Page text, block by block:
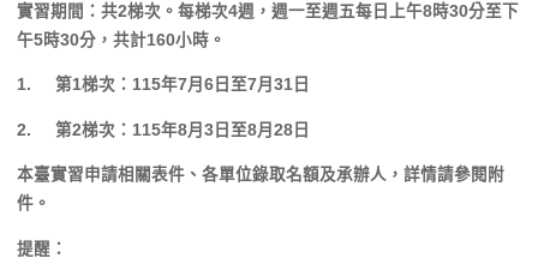
實習期間：共2梯次。每梯次4週，週一至週五每日上午8時30分至下
午5時30分，共計160小時。
1. 第1梯次：115年7月6日至7月31日
2. 第2梯次：115年8月3日至8月28日
本臺實習申請相關表件、各單位錄取名額及承辦人，詳情請參閱附
件。
提醒：